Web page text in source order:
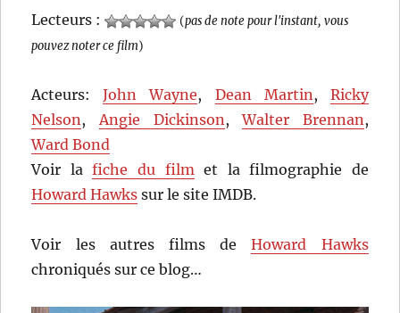
Lecteurs : (pas de note pour l'instant, vous
pouvez noter ce film)
Acteurs:John Wayne, Dean Martin, Ricky
Nelson,Angie Dickinson,Walter Brennan,
Ward Bond
Voir lafiche du filmet la filmographie de
Howard Hawks sur le site IMDB.
Voir les autres films deHoward Hawks
chroniqués sur ce blog…